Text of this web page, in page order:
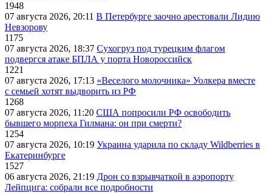
1948
07 августа 2026, 20:11 В Петербурге заочно арестовали Лидию
Невзорову
1175
07 августа 2026, 18:37 Сухогруз под турецким флагом
подвергся атаке БПЛА у порта Новороссийск
1221
07 августа 2026, 17:13 «Веселого молочника» Уолкера вместе
с семьей хотят выдворить из РФ
1268
07 августа 2026, 11:20 США попросили РФ освободить
бывшего морпеха Гилмана: он при смерти?
1254
07 августа 2026, 10:19 Украина ударила по складу Wildberries в
Екатеринбурге
1527
06 августа 2026, 21:19 Дрон со взрывчаткой в аэропорту
Лейпцига: собрали все подробности